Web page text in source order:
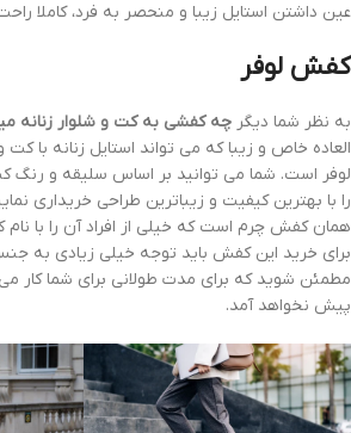
عین داشتن استایل زیبا و منحصر به فرد، کاملا
کفش لوفر
به نظر شما دیگر چه کفشی به کت و شلوار زنانه
العاده خاص و زیبا که می تواند استایل زنانه با
لوفر است. شما می توانید بر اساس سلیقه و رنگ
را با بهترین کیفیت و زیباترین طراحی خریداری
همان کفش چرم است که خیلی از افراد آن را با
برای خرید این کفش باید توجه خیلی زیادی به
مطمئن شوید که برای مدت طولانی برای شما کار
پیش نخواهد آمد.